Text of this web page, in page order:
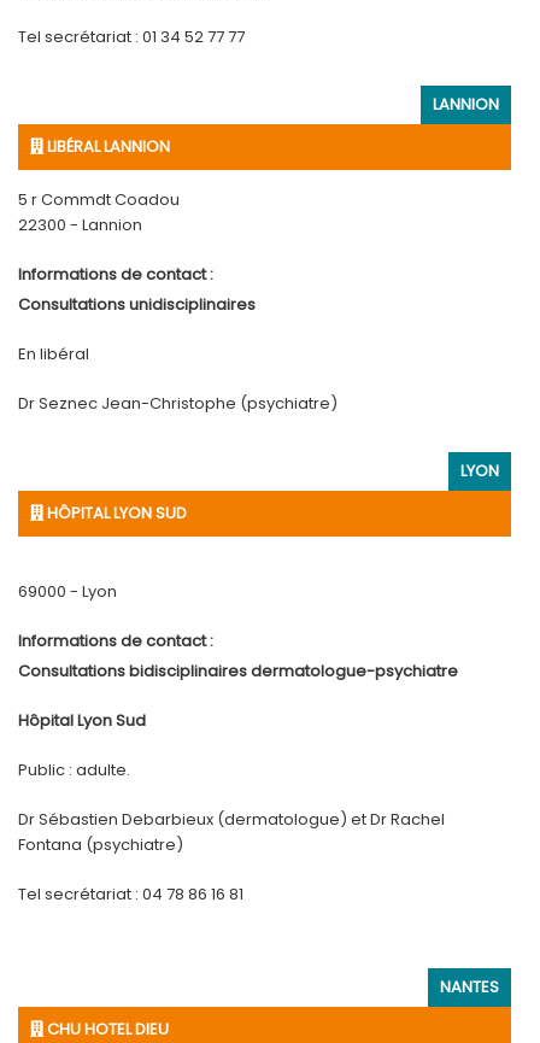
Tel secrétariat : 01 34 52 77 77
LANNION
LIBÉRAL LANNION
5 r Commdt Coadou
22300 - Lannion
Informations de contact :
Consultations unidisciplinaires
En libéral
Dr Seznec Jean-Christophe (psychiatre)
LYON
HÔPITAL LYON SUD
69000 - Lyon
Informations de contact :
Consultations bidisciplinaires dermatologue-psychiatre
Hôpital Lyon Sud
Public : adulte.
Dr Sébastien Debarbieux (dermatologue) et Dr Rachel
Fontana (psychiatre)
Tel secrétariat : 04 78 86 16 81
NANTES
CHU HOTEL DIEU